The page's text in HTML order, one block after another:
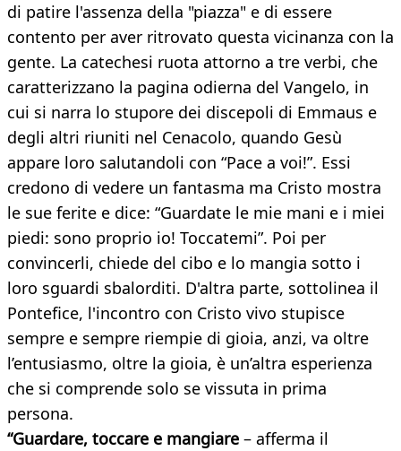
di patire l'assenza della "piazza" e di essere
contento per aver ritrovato questa vicinanza con la
gente. La catechesi ruota attorno a tre verbi, che
caratterizzano la pagina odierna del Vangelo, in
cui si narra lo stupore dei discepoli di Emmaus e
degli altri riuniti nel Cenacolo, quando Gesù
appare loro salutandoli con “Pace a voi!”. Essi
credono di vedere un fantasma ma Cristo mostra
le sue ferite e dice: “Guardate le mie mani e i miei
piedi: sono proprio io! Toccatemi”. Poi per
convincerli, chiede del cibo e lo mangia sotto i
loro sguardi sbalorditi. D'altra parte, sottolinea il
Pontefice, l'incontro con Cristo vivo stupisce
sempre e sempre riempie di gioia, anzi, va oltre
l’entusiasmo, oltre la gioia, è un’altra esperienza
che si comprende solo se vissuta in prima
persona.
“Guardare, toccare e mangiare – afferma il